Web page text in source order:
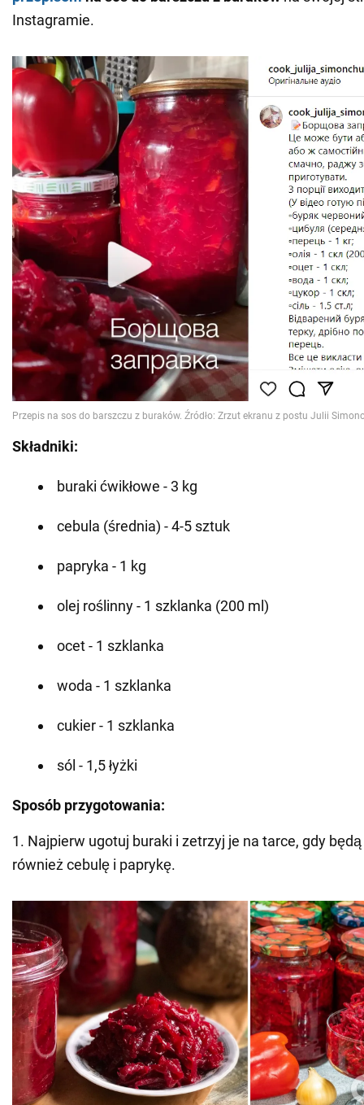
Instagramie.
Składniki:
buraki ćwikłowe - 3 kg
cebula (średnia) - 4-5 sztuk
papryka - 1 kg
olej roślinny - 1 szklanka (200 ml)
ocet - 1 szklanka
woda - 1 szklanka
cukier - 1 szklanka
sól - 1,5 łyżki
Sposób przygotowania:
1. Najpierw ugotuj buraki i zetrzyj je na tarce, gdy
również cebulę i paprykę.